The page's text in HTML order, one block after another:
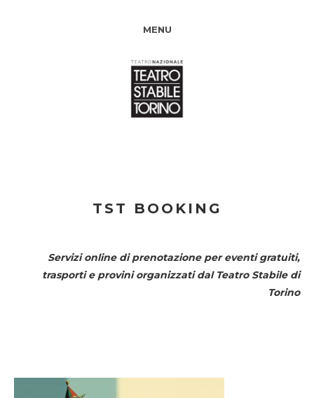
MENU
TST BOOKING
Servizi online di prenotazione per eventi gratuiti,
trasporti e provini organizzati dal Teatro Stabile di
Torino